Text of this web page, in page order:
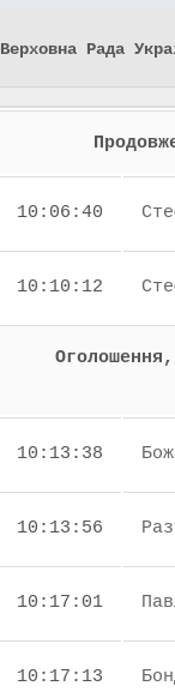
Верховна Рада
10:06:40
10:10:12
10:13:38
10:13:56
10:17:01
10:17:13